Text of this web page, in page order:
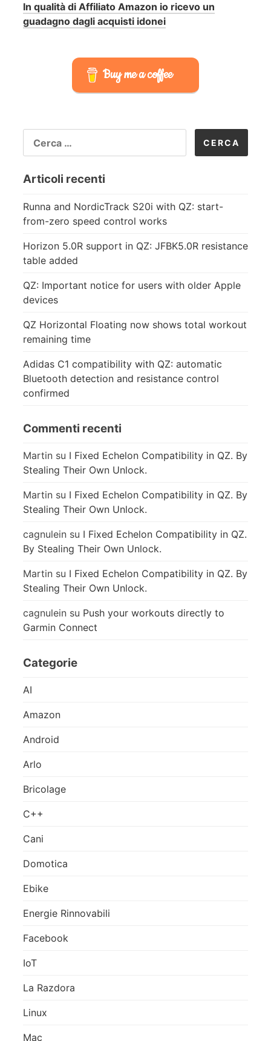
In qualità di Affiliato Amazon io ricevo un
guadagno dagli acquisti idonei
Buy me a coffee
PER:
Articoli recenti
Runna and NordicTrack S20i with QZ: start-
from-zero speed control works
Horizon 5.0R support in QZ: JFBK5.0R resistance
table added
QZ: Important notice for users with older Apple
devices
QZ Horizontal Floating now shows total workout
remaining time
Adidas C1 compatibility with QZ: automatic
Bluetooth detection and resistance control
confirmed
Commenti recenti
Martin su I Fixed Echelon Compatibility in QZ. By
Stealing Their Own Unlock.
Martin su I Fixed Echelon Compatibility in QZ. By
Stealing Their Own Unlock.
cagnulein su I Fixed Echelon Compatibility in QZ.
By Stealing Their Own Unlock.
Martin su I Fixed Echelon Compatibility in QZ. By
Stealing Their Own Unlock.
cagnulein su Push your workouts directly to
Garmin Connect
Categorie
AI
Amazon
Android
Arlo
Bricolage
C++
Cani
Domotica
Ebike
Energie Rinnovabili
Facebook
IoT
La Razdora
Linux
Mac